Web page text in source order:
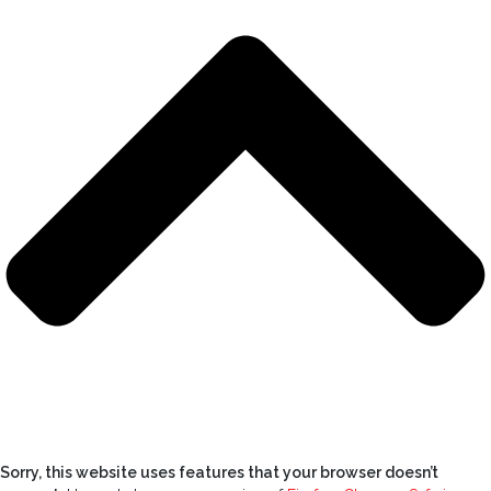
Sorry, this website uses features that your browser doesn’t